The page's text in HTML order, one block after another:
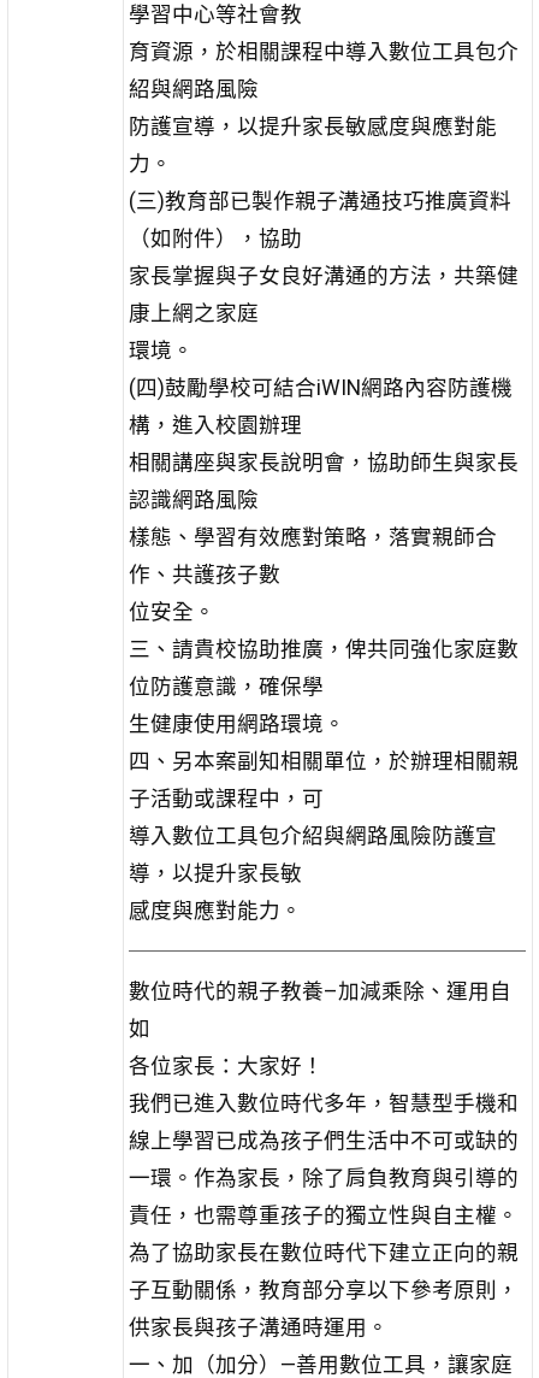
學習中心等社會教
育資源，於相關課程中導入數位工具包介
紹與網路風險
防護宣導，以提升家長敏感度與應對能
力。
(三)教育部已製作親子溝通技巧推廣資料
（如附件），協助
家長掌握與子女良好溝通的方法，共築健
康上網之家庭
環境。
(四)鼓勵學校可結合iWIN網路內容防護機
構，進入校園辦理
相關講座與家長說明會，協助師生與家長
認識網路風險
樣態、學習有效應對策略，落實親師合
作、共護孩子數
位安全。
三、請貴校協助推廣，俾共同強化家庭數
位防護意識，確保學
生健康使用網路環境。
四、另本案副知相關單位，於辦理相關親
子活動或課程中，可
導入數位工具包介紹與網路風險防護宣
導，以提升家長敏
感度與應對能力。
數位時代的親子教養–加減乘除、運用自
如
各位家長：大家好！
我們已進入數位時代多年，智慧型手機和
線上學習已成為孩子們生活中不可或缺的
一環。作為家長，除了肩負教育與引導的
責任，也需尊重孩子的獨立性與自主權。
為了協助家長在數位時代下建立正向的親
子互動關係，教育部分享以下參考原則，
供家長與孩子溝通時運用。
一、加（加分）—善用數位工具，讓家庭